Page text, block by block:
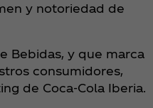
y notoriedad de
Bebidas, y que marca
consumidores,
de Coca‑Cola Iberia.